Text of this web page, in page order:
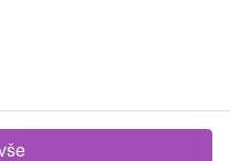
Gerlachovským
vzduch! Užijte si